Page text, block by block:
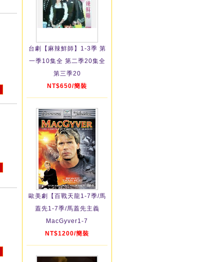
台劇【麻辣鮮師】1-3季 第
一季10集全 第二季20集全
第三季20
NT$650/簡裝
歐美劇【百戰天龍1-7季/馬
蓋先1-7季/馬蓋先主義
MacGyver1-7
NT$1200/簡裝